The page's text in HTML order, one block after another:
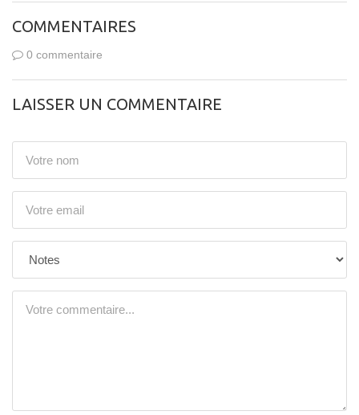
COMMENTAIRES
0 commentaire
LAISSER UN COMMENTAIRE